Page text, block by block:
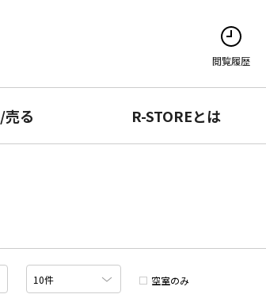
閲覧履歴
/売る R-STOREとは
空室のみ